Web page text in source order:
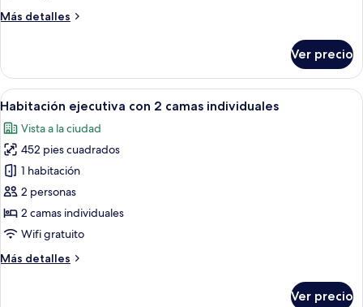
Más detalles
Más
triple
Deluxe
Ver precio
Abrir
todas
las
fotos
de
Habitación
ejecutiva
con
camas
Habitación de hotel con dos camas,
7
Habitación ejecutiva con 2 camas individuales
Vista a la ciudad
452 pies cuadrados
1 habitación
2 personas
2 camas individuales
Wifi gratuito
Más detalles
Más
Ver precio